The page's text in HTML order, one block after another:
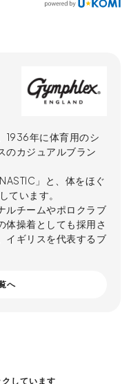
1936年に体育用のシ
のカジュアルブラン
」と、体をほぐ
ています。
ルチームやポロクラブ
体操着としても採用さ
イギリスを代表するブ
へ
しています